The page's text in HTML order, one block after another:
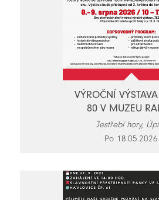
VÝROČNÍ
80 V MUZEU
Jestřebí hory,
Po 18.05.2026